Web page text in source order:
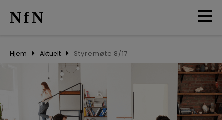
AKTUELT
ARRANGEMENTER
NfN
Hjem Aktuelt Styremøte 8/17